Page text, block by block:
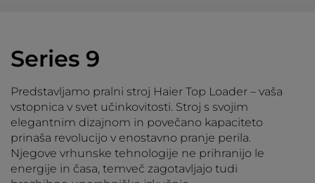
Series 9
Predstavljamo pralni stroj Haier Top Loader – vaša
vstopnica v svet učinkovitosti. Stroj s svojim
elegantnim dizajnom in povečano kapaciteto
prinaša revolucijo v enostavno pranje perila.
Njegove vrhunske tehnologije ne prihranijo le
energije in časa, temveč zagotavljajo tudi